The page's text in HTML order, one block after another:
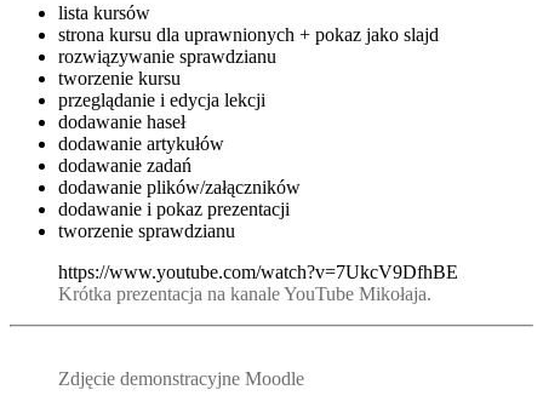
lista kursów
strona kursu dla uprawnionych + pokaz jako slajd
rozwiązywanie sprawdzianu
tworzenie kursu
przeglądanie i edycja lekcji
dodawanie haseł
dodawanie artykułów
dodawanie zadań
dodawanie plików/załączników
dodawanie i pokaz prezentacji
tworzenie sprawdzianu
https://www.youtube.com/watch?v=7UkcV9DfhBE
Krótka prezentacja na kanale YouTube Mikołaja.
Zdjęcie demonstracyjne Moodle